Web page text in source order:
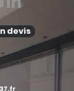
devis